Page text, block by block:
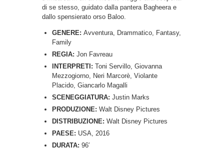
di se stesso, guidato dalla pantera Bagheera e
dallo spensierato orso Baloo.
GENERE: Avventura, Drammatico, Fantasy,
Family
REGIA: Jon Favreau
INTERPRETI: Toni Servillo, Giovanna
Mezzogiorno, Neri Marcorè, Violante
Placido, Giancarlo Magalli
SCENEGGIATURA: Justin Marks
PRODUZIONE: Walt Disney Pictures
DISTRIBUZIONE: Walt Disney Pictures
PAESE: USA, 2016
DURATA: 96′